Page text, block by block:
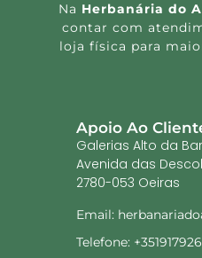
Na Herbanária do
contar com
loja física para
Apoio Ao
Galerias Alto da
Avenida das
2780-053 Oeiras
Email:
Telefone: